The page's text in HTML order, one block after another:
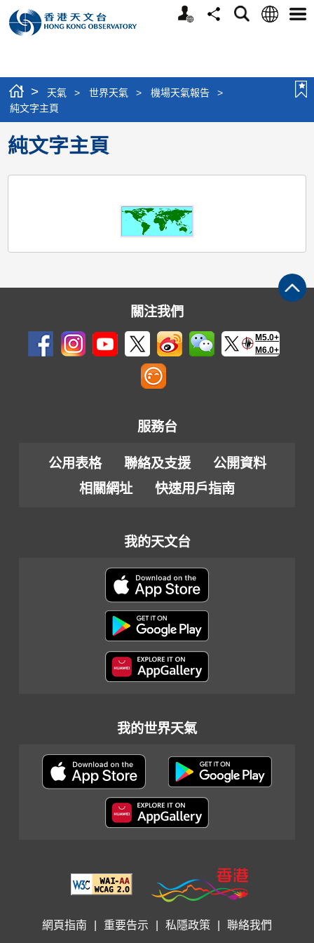
個
分
搜
語
選
> 天氣 > 世界天氣 > 機場天氣報告
>
純文字主頁
純文字主頁
關注我們
M5.0+
M6.0+
服務台
公用表格 聯絡及支援
公開資料
相關網址
快速用戶指南
我的天文台
我的世界天氣
網頁指南 重要告示 私隱政策 聯絡我們